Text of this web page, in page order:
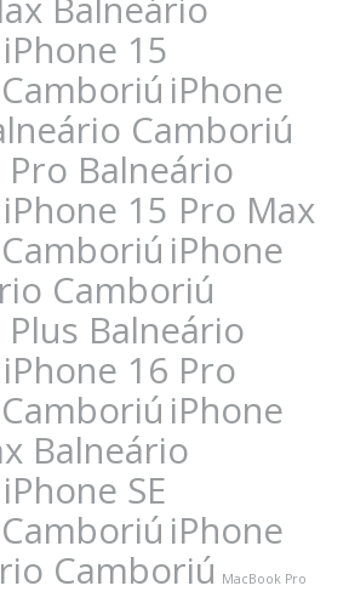
Balneário
iPhone 15
iPhone
Camboriú
Balneário
iPhone 15 Pro Max
iPhone
Camboriú
Balneário
iPhone 16 Pro
iPhone
Balneário
iPhone SE
iPhone
Camboriú MacBook Pro